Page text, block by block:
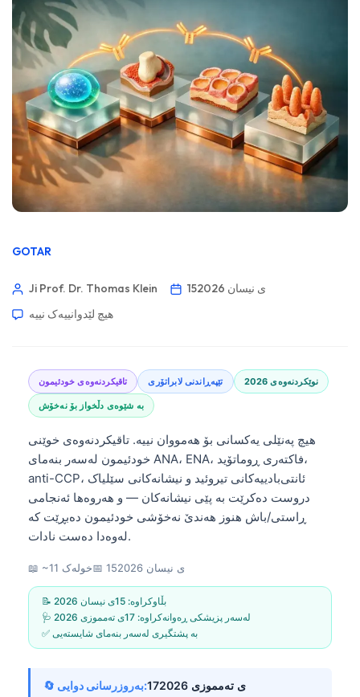
GOTAR
Ji Prof. Dr. Thomas Klein
15ی نیسان 2026
هیچ لێدوانییەک نییە
تاقیکردنەوەی خودئیمون تێپەڕاندنی لابراتۆری نوێکردنەوەی 2026
بە شێوەی دڵخواز بۆ نەخۆش
هیچ پەنێلی یەکسانی بۆ هەمووان نییە. تاقیکردنەوەی خوێنی
خودئیمون لەسەر بنەمای ANA، ENA، فاکتەری ڕوماتۆید،
anti-CCP، ئانتی‌بادییەکانی تیروئید و نیشانەکانی سێلیاک
دروست دەکرێت بە پێی نیشانەکان — و هەروەها ئەنجامی
ڕاستی/باش هنوز هەندێ نەخۆشی خودئیمون دەبڕێت کە
لەوەدا دەست نادات.
📖 ~11 خولەک📅 15ی نیسان 2026
📝 بڵاوکراوە: 15ی نیسان 2026
🩺 لەسەر پزیشکی ڕەوانەکراوە: 17ی تەمموزی 2026
✅ بە پشتگیری لەسەر بنەمای شایستەیی
🔄 بەروزرسانی دوایی: 17ی تەمموزی 2026